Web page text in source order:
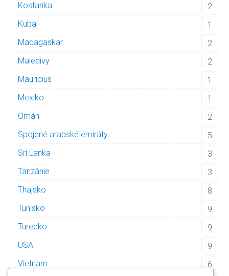
Kostarika
2
Kuba
1
Madagaskar
2
Maledivy
2
Mauricius
1
Mexiko
1
Omán
2
Spojené arabské emiráty
5
Srí Lanka
3
Tanzánie
3
Thajsko
8
Tunisko
9
Turecko
9
USA
9
Vietnam
6